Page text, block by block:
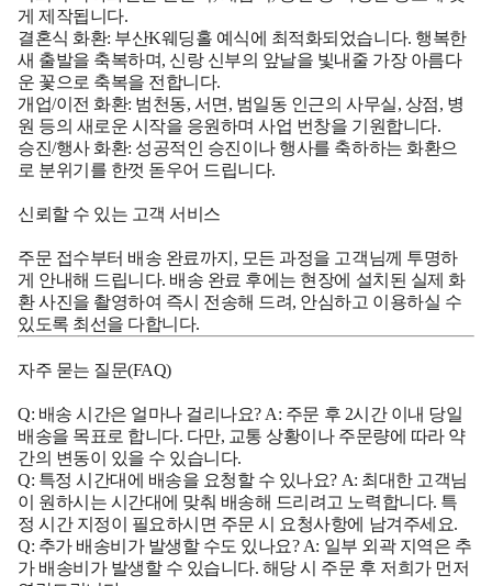
게 제작됩니다.
결혼식 화환: 부산K웨딩홀 예식에 최적화되었습니다. 행복한
새 출발을 축복하며, 신랑 신부의 앞날을 빛내줄 가장 아름다
운 꽃으로 축복을 전합니다.
개업/이전 화환: 범천동, 서면, 범일동 인근의 사무실, 상점, 병
원 등의 새로운 시작을 응원하며 사업 번창을 기원합니다.
승진/행사 화환: 성공적인 승진이나 행사를 축하하는 화환으
로 분위기를 한껏 돋우어 드립니다.
신뢰할 수 있는 고객 서비스
주문 접수부터 배송 완료까지, 모든 과정을 고객님께 투명하
게 안내해 드립니다. 배송 완료 후에는 현장에 설치된 실제 화
환 사진을 촬영하여 즉시 전송해 드려, 안심하고 이용하실 수
있도록 최선을 다합니다.
자주 묻는 질문(FAQ)
Q: 배송 시간은 얼마나 걸리나요? A: 주문 후 2시간 이내 당일
배송을 목표로 합니다. 다만, 교통 상황이나 주문량에 따라 약
간의 변동이 있을 수 있습니다.
Q: 특정 시간대에 배송을 요청할 수 있나요? A: 최대한 고객님
이 원하시는 시간대에 맞춰 배송해 드리려고 노력합니다. 특
정 시간 지정이 필요하시면 주문 시 요청사항에 남겨주세요.
Q: 추가 배송비가 발생할 수도 있나요? A: 일부 외곽 지역은 추
가 배송비가 발생할 수 있습니다. 해당 시 주문 후 저희가 먼저